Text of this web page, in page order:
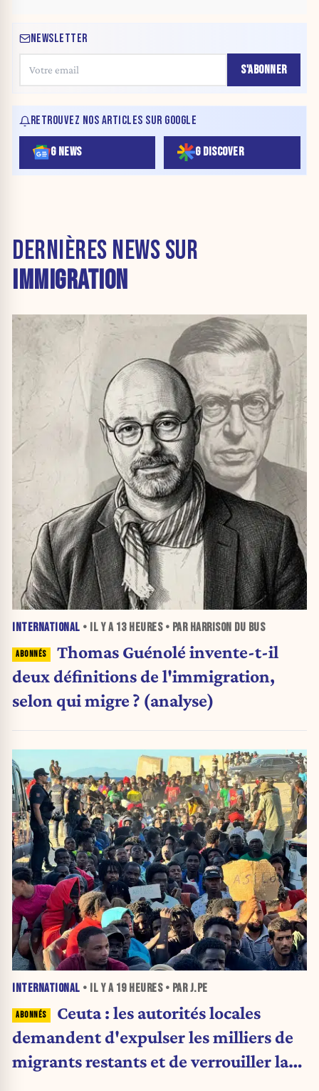
NEWSLETTER
S'ABONNER
RETROUVEZ NOS ARTICLES SUR GOOGLE
G NEWS G DISCOVER
DERNIÈRES NEWS SUR
IMMIGRATION
INTERNATIONAL • IL Y A 13 HEURES• PAR HARRISON DU BUS
Thomas Guénolé invente-t-il
deux définitions de l'immigration,
selon qui migre ? (analyse)
INTERNATIONAL • IL Y A 19 HEURES• PAR J.PE
Ceuta : les autorités locales
demandent d'expulser les milliers de
migrants restants et de verrouiller la